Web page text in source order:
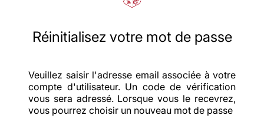
Réinitialisez votre mot de passe
Veuillez saisir l'adresse email associée à votre
compte d'utilisateur. Un code de vérification
vous sera adressé. Lorsque vous le recevrez,
vous pourrez choisir un nouveau mot de passe